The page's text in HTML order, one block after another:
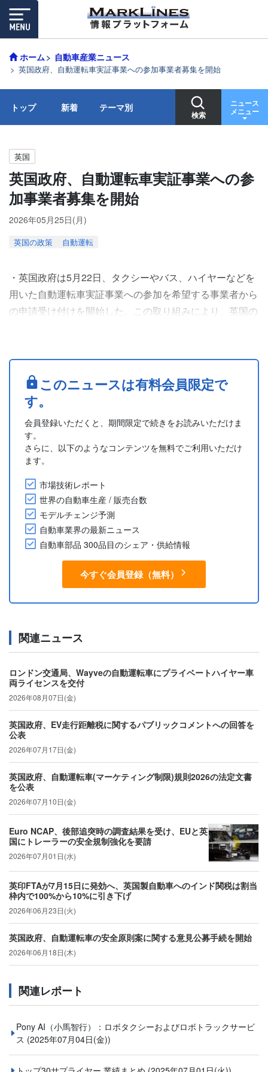
ホーム 自動車産業ニュース
英国政府、自動運転車実証事業への参加事業者募集を開始
トップ 新着 テーマ別
検索
ニュース
メニュー
英国
英国政府、自動運転車実証事業への参
加事業者募集を開始
2026年05月25日(月)
英国の政策 自動運転
・英国政府は5月22日、タクシーやバス、ハイヤーなどを
用いた自動運転車実証事業への参加を希望する事業者から
の申請受け付けを開始した。この取り組みにより、英国の
規模の雇用創出と数十億ポンド規模の経済効果が見込まれ
ている。
・この実証事業では安全性を最優先とし、自動運転車が日
常の道路上でどのように安全に走行するかについて、実
地....
このニュースは有料会員限定で
す。
会員登録いただくと、期間限定で続きをお読みいただけま
す。
さらに、以下のようなコンテンツを無料でご利用いただけ
ます。
市場技術レポート
世界の自動車生産 / 販売台数
モデルチェンジ予測
自動車業界の最新ニュース
自動車部品 300品目のシェア・供給情報
今すぐ会員登録（無料）
関連ニュース
ロンドン交通局、Wayveの自動運転車にプライベートハイヤー車
両ライセンスを交付
2026年08月07日(金)
英国政府、EV走行距離税に関するパブリックコメントへの回答を
公表
2026年07月17日(金)
英国政府、自動運転車(マーケティング制限)規則2026の法定文書
を公表
2026年07月10日(金)
Euro NCAP、後部追突時の調査結果を受け、EUと英
国にトレーラーの安全規制強化を要請
2026年07月01日(水)
英印FTAが7月15日に発効へ、英国製自動車へのインド関税は割当
枠内で100%から10%に引き下げ
2026年06月23日(火)
英国政府、自動運転車の安全原則案に関する意見公募手続を開始
2026年06月18日(木)
関連レポート
Pony AI（小馬智行）：ロボタクシーおよびロボトラックサービ
ス (2025年07月04日(金))